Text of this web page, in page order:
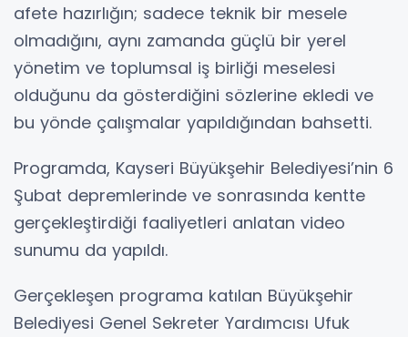
afete hazırlığın; sadece teknik bir mesele
olmadığını, aynı zamanda güçlü bir yerel
yönetim ve toplumsal iş birliği meselesi
olduğunu da gösterdiğini sözlerine ekledi ve
bu yönde çalışmalar yapıldığından bahsetti.
Programda, Kayseri Büyükşehir Belediyesi’nin 6
Şubat depremlerinde ve sonrasında kentte
gerçekleştirdiği faaliyetleri anlatan video
sunumu da yapıldı.
Gerçekleşen programa katılan Büyükşehir
Belediyesi Genel Sekreter Yardımcısı Ufuk